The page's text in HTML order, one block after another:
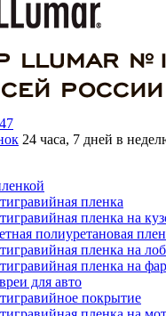
24 часа, 7 дней в
пленка
пленка на
полиуретановая
пленка на
пленка на
для авто
покрытие